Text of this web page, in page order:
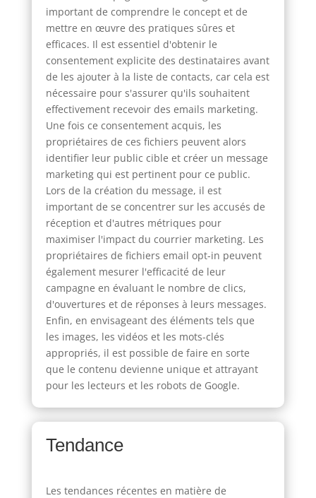
important de comprendre le concept et de
mettre en œuvre des pratiques sûres et
efficaces. Il est essentiel d'obtenir le
consentement explicite des destinataires avant
de les ajouter à la liste de contacts, car cela est
nécessaire pour s'assurer qu'ils souhaitent
effectivement recevoir des emails marketing.
Une fois ce consentement acquis, les
propriétaires de ces fichiers peuvent alors
identifier leur public cible et créer un message
marketing qui est pertinent pour ce public.
Lors de la création du message, il est
important de se concentrer sur les accusés de
réception et d'autres métriques pour
maximiser l'impact du courrier marketing. Les
propriétaires de fichiers email opt-in peuvent
également mesurer l'efficacité de leur
campagne en évaluant le nombre de clics,
d'ouvertures et de réponses à leurs messages.
Enfin, en envisageant des éléments tels que
les images, les vidéos et les mots-clés
appropriés, il est possible de faire en sorte
que le contenu devienne unique et attrayant
pour les lecteurs et les robots de Google.
Tendance
Les tendances récentes en matière de